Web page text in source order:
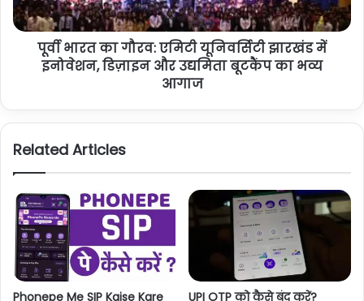
पूर्वी भारत का गौरव: एमिटी यूनिवर्सिटी झारखंड में
इनोवेशन, डिज़ाइन और उद्यमिता बूटकैंप का भव्य
आगाज
Related Articles
Phonepe Me SIP Kaise Kare
UPI OTP को कैसे बंद करें?